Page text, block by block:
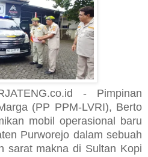
- Pimpinan
(PP PPM-LVRI), Berto
mobil operasional baru
Purworejo dalam sebuah
sarat makna di Sultan Kopi